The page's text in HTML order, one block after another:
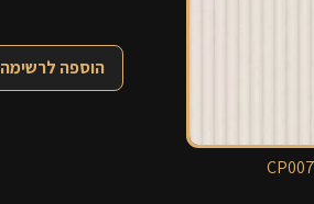
הוספה לרשימה